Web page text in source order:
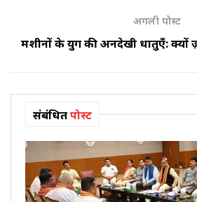
अगली पोस्ट
मशीनों के युग की अनदेखी धातुएँ: क्यों
संबंधितपोस्ट